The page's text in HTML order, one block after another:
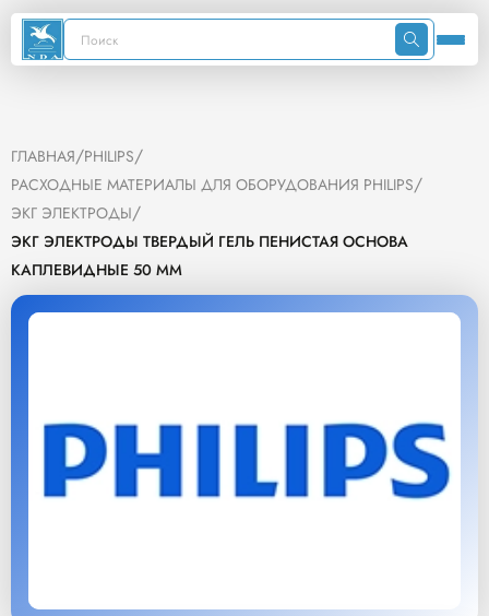
ГЛАВНАЯ/PHILIPS/
РАСХОДНЫЕ МАТЕРИАЛЫ ДЛЯ ОБОРУДОВАНИЯ PHILIPS/
ЭКГ ЭЛЕКТРОДЫ/
ЭКГ ЭЛЕКТРОДЫ ТВЕРДЫЙ ГЕЛЬ ПЕНИСТАЯ ОСНОВА
КАПЛЕВИДНЫЕ 50 ММ